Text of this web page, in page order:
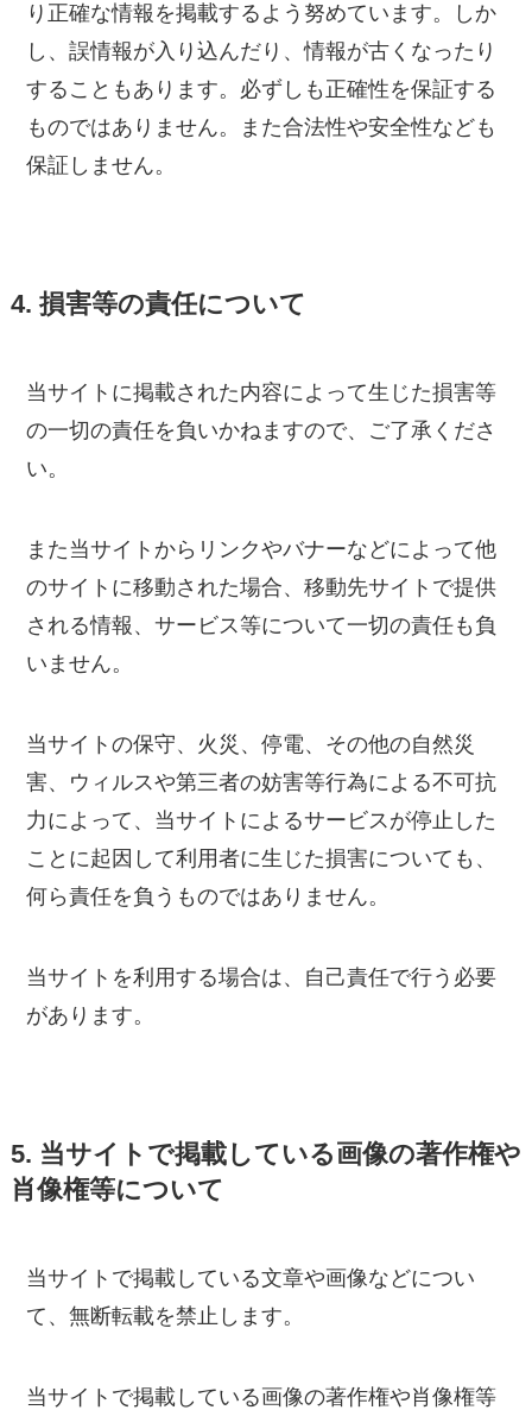
り正確な情報を掲載するよう努めています。しか
し、誤情報が入り込んだり、情報が古くなったり
することもあります。必ずしも正確性を保証する
ものではありません。また合法性や安全性なども
保証しません。
4. 損害等の責任について
当サイトに掲載された内容によって生じた損害等
の一切の責任を負いかねますので、ご了承くださ
い。
また当サイトからリンクやバナーなどによって他
のサイトに移動された場合、移動先サイトで提供
される情報、サービス等について一切の責任も負
いません。
当サイトの保守、火災、停電、その他の自然災
害、ウィルスや第三者の妨害等行為による不可抗
力によって、当サイトによるサービスが停止した
ことに起因して利用者に生じた損害についても、
何ら責任を負うものではありません。
当サイトを利用する場合は、自己責任で行う必要
があります。
5. 当サイトで掲載している画像の著作権や
肖像権等について
当サイトで掲載している文章や画像などについ
て、無断転載を禁止します。
当サイトで掲載している画像の著作権や肖像権等